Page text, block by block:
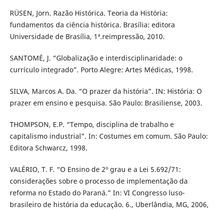
RÜSEN, Jorn. Razão Histórica. Teoria da História:
fundamentos da ciência histórica. Brasília: editora
Universidade de Brasília, 1ª.reimpressão, 2010.
SANTOMÉ, J. “Globalização e interdisciplinaridade: o
currículo integrado”. Porto Alegre: Artes Médicas, 1998.
SILVA, Marcos A. Da. “O prazer da história”. IN: História: O
prazer em ensino e pesquisa. São Paulo: Brasiliense, 2003.
THOMPSON, E.P. “Tempo, disciplina de trabalho e
capitalismo industrial”. In: Costumes em comum. São Paulo:
Editora Schwarcz, 1998.
VALÉRIO, T. F. “O Ensino de 2º grau e a Lei 5.692/71:
considerações sobre o processo de implementação da
reforma no Estado do Paraná.” In: VI Congresso luso-
brasileiro de história da educação. 6., Uberlândia, MG, 2006,